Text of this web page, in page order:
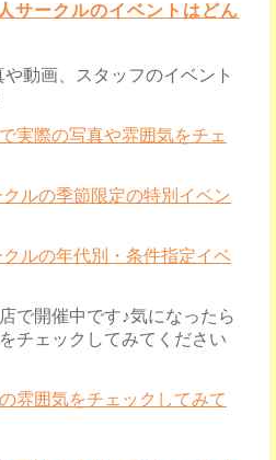
サークルのイベントはどん
動画、スタッフのイベント
実際の写真や雰囲気をチェ
クルの季節限定の特別イベン
クルの年代別・条件指定イベ
で開催中です♪気になったら
チェックしてみてください
雰囲気をチェックしてみて